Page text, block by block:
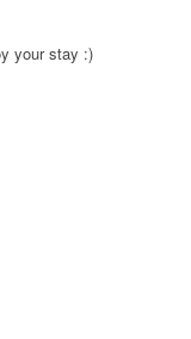
your stay :)